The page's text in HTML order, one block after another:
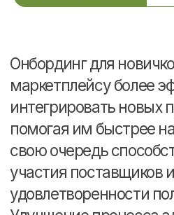
Улучшение ЅЕО-стратегии
рекомендаций
от 20.000 ₽
Один маркетплейс
от 35.000 ₽
Два маркетплейса